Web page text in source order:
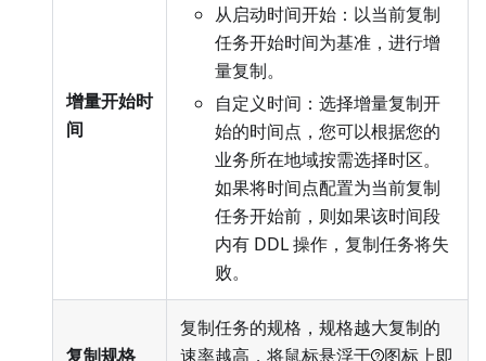
增量开始时
间
从启动时间开始：以当前复制
任务开始时间为基准，进行增
量复制。
自定义时间：选择增量复制开
始的时间点，您可以根据您的
业务所在地域按需选择时区。
如果将时间点配置为当前复制
任务开始前，则如果该时间段
内有 DDL 操作，复制任务将失
败。
复制规格
复制任务的规格，规格越大复制的
速率越高，将鼠标悬浮于 图标上即